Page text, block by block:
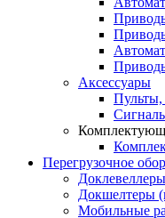
Аксессуары
Пульты,
Перегрузочное
Доклевеллеры
Докшелтеры
Мобильные